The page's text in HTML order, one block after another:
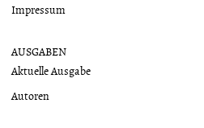
Impressum
AUSGABEN
Aktuelle Ausgabe
Autoren